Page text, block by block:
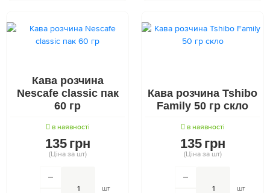
Кава розчина
Nescafe classic пак
60 гр
в наявності
135 грн
(Ціна за шт)
шт
Кава розчина Tshibo
Family 50 гр скло
в наявності
135 грн
(Ціна за шт)
шт